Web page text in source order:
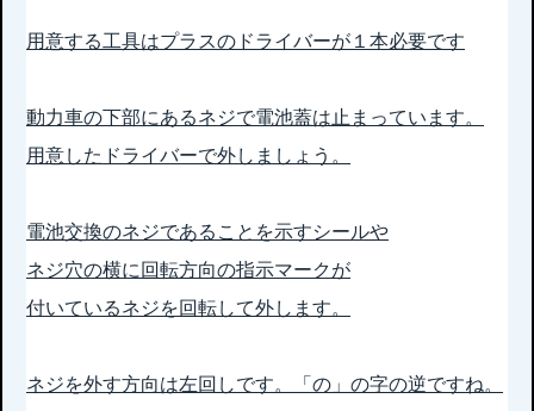
用意する工具はプラスのドライバーが１本必要です
動力車の下部にあるネジで電池蓋は止まっています。
用意したドライバーで外しましょう。
電池交換のネジであることを示すシールや
ネジ穴の横に回転方向の指示マークが
付いているネジを回転して外します。
ネジを外す方向は左回しです。「の」の字の逆ですね。